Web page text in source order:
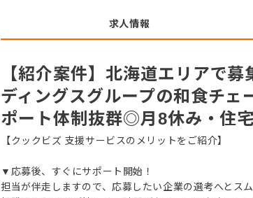
求人情報
【紹介案件】北海道エリアで
ディングスグループの和食チ
ポート体制抜群◎月8休み・住
【クックビズ 支援サービスのメリットをご紹介】
▼応募後、すぐにサポート開始！
担当が伴走しますので、応募したい企業の選考へとス